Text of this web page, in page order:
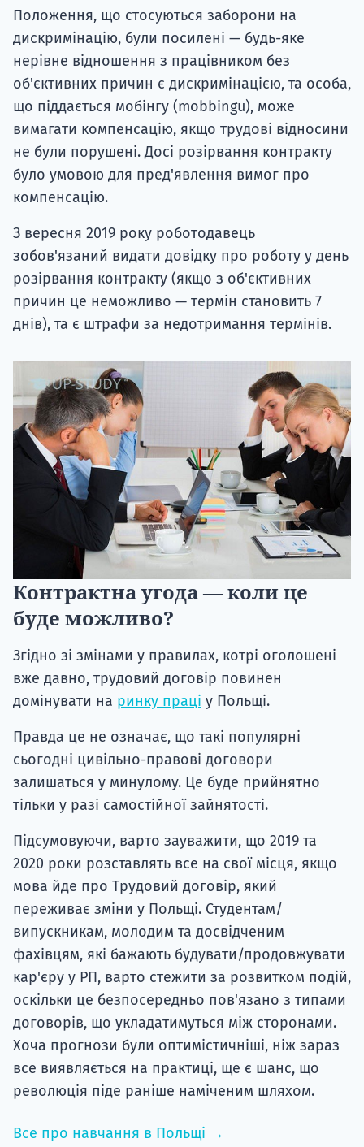
Положення, що стосуються заборони на
дискримінацію, були посилені — будь-яке
нерівне відношення з працівником без
об'єктивних причин є дискримінацією, та особа,
що піддається мобінгу (mobbingu), може
вимагати компенсацію, якщо трудові відносини
не були порушені. Досі розірвання контракту
було умовою для пред'явлення вимог про
компенсацію.
З вересня 2019 року роботодавець
зобов'язаний видати довідку про роботу у день
розірвання контракту (якщо з об'єктивних
причин це неможливо — термін становить 7
днів), та є штрафи за недотримання термінів.
Контрактна угода — коли це
буде можливо?
Згідно зі змінами у правилах, котрі оголошені
вже давно, трудовий договір повинен
домінувати на ринку праці у Польщі.
Правда це не означає, що такі популярні
сьогодні цивільно-правові договори
залишаться у минулому. Це буде прийнятно
тільки у разі самостійної зайнятості.
Підсумовуючи, варто зауважити, що 2019 та
2020 роки розставлять все на свої місця, якщо
мова йде про Трудовий договір, який
переживає зміни у Польщі. Студентам/
випускникам, молодим та досвідченим
фахівцям, які бажають будувати/продовжувати
кар'єру у РП, варто стежити за розвитком подій,
оскільки це безпосередньо пов'язано з типами
договорів, що укладатимуться між сторонами.
Хоча прогнози були оптимістичніші, ніж зараз
все виявляється на практиці, ще є шанс, що
революція піде раніше наміченим шляхом.
Все про навчання в Польщі →